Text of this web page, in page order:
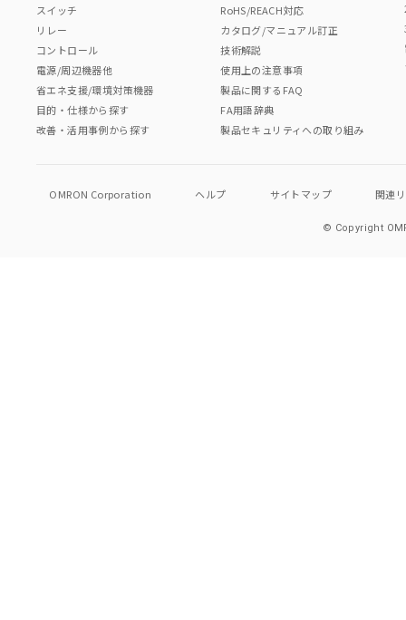
スイッチ
リレー
コントロール
電源/周辺機器他
省エネ支援/環境対策機器
目的・仕様から探す
改善・活用事例から探す
RoHS/REACH対応
カタログ/マニュアル訂正
技術解説
使用上の注意事項
製品に関するFAQ
FA用語辞典
製品セキュリティへの取り組み
OMRON Corporation ヘルプ サイトマップ 関連
© Copyright